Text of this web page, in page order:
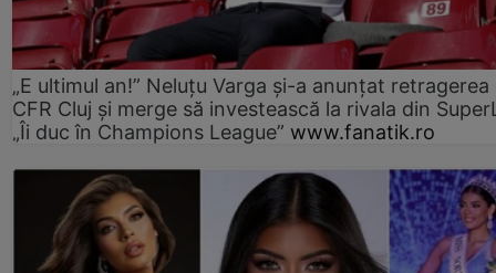
„E ultimul an!” Neluțu Varga și-a anunțat retragerea
CFR Cluj și merge să investească la rivala din
„Îi duc în Champions League” www.fanatik.ro